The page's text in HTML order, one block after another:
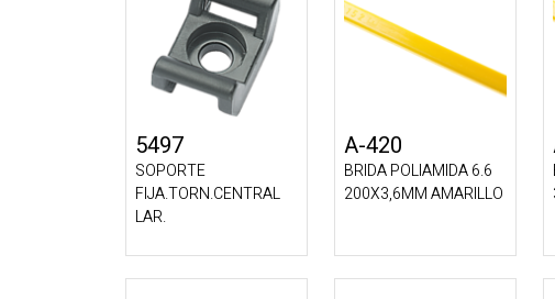
5497
SOPORTE
FIJA.TORN.CENTRAL
LAR.
A-420
BRIDA POLIAMIDA 6.6
200X3,6MM AMARILLO